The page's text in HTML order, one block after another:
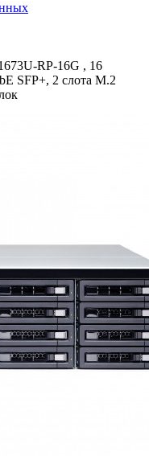
RP-16G , 16
SFP+­, 2 слота M.2